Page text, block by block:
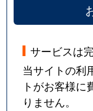
サービスは
当サイトの利
トがお客様に
りません。